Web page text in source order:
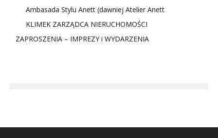
Ambasada Stylu Anett (dawniej Atelier Anett
KLIMEK ZARZĄDCA NIERUCHOMOŚCI
ZAPROSZENIA – IMPREZY i WYDARZENIA